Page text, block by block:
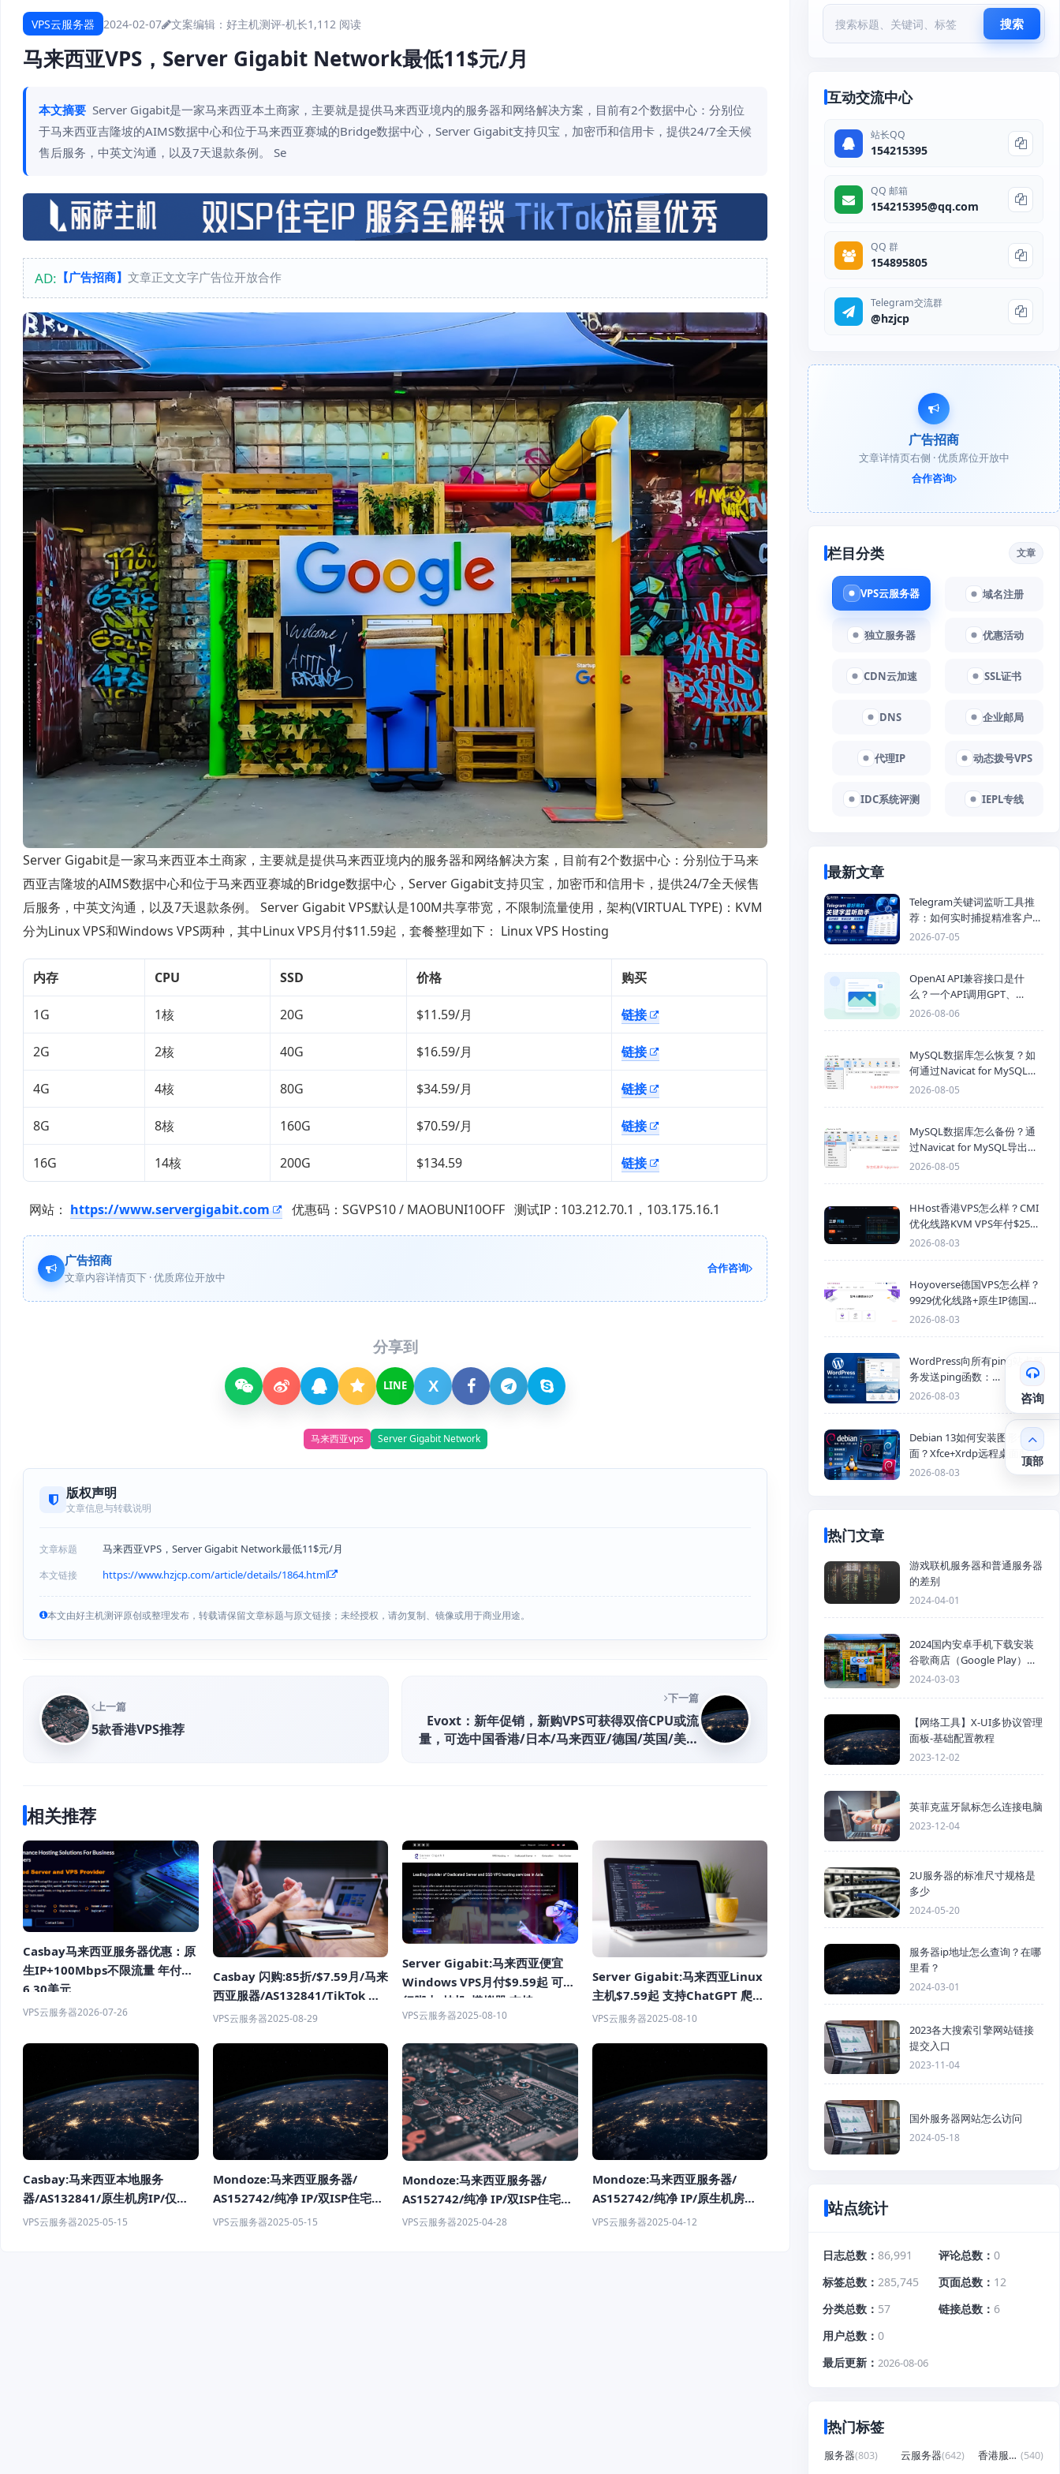
VPS云服务器 2024-02-07 文案编辑：好主机测评-机长1,112 阅读
马来西亚VPS，Server Gigabit Network最低11$元/月
本文摘要 Server Gigabit是一家马来西亚本土商家，主要就是提供马来西亚境内的服务器和网络解决方案，目前有2个数据中心：分别位
于马来西亚吉隆坡的AIMS数据中心和位于马来西亚赛城的Bridge数据中心，Server Gigabit支持贝宝，加密币和信用卡，提供24/7全天候
售后服务，中英文沟通，以及7天退款条例。 Se
AD: 【广告招商】 文章正文文字广告位开放合作
Server Gigabit是一家马来西亚本土商家，主要就是提供马来西亚境内的服务器和网络解决方案，目前有2个数据中心：分别位于马来
西亚吉隆坡的AIMS数据中心和位于马来西亚赛城的Bridge数据中心，Server Gigabit支持贝宝，加密币和信用卡，提供24/7全天候售
后服务，中英文沟通，以及7天退款条例。 Server Gigabit VPS默认是100M共享带宽，不限制流量使用，架构(VIRTUAL TYPE)：KVM
分为Linux VPS和Windows VPS两种，其中Linux VPS月付$11.59起，套餐整理如下： Linux VPS Hosting
内存 CPU SSD 价格 购买
1G 1核 20G $11.59/月 链接
2G 2核 40G $16.59/月 链接
4G 4核 80G $34.59/月 链接
8G 8核 160G $70.59/月 链接
16G 14核 200G $134.59 链接
网站： https://www.servergigabit.com 优惠码：SGVPS10 / MAOBUNI10OFF 测试IP : 103.212.70.1，103.175.16.1
广告招商
文章内容详情页下 · 优质席位开放中
合作咨询
分享到
LINE X
马来西亚vps Server Gigabit Network
版权声明
文章信息与转载说明
文章标题 马来西亚VPS，Server Gigabit Network最低11$元/月
本文链接 https://www.hzjcp.com/article/details/1864.html
本文由好主机测评原创或整理发布，转载请保留文章标题与原文链接；未经授权，请勿复制、镜像或用于商业用途。
上一篇
5款香港VPS推荐
下一篇
Evoxt：新年促销，新购VPS可获得双倍CPU或流
量，可选中国香港/日本/马来西亚/德国/英国/美国
相关推荐
Casbay马来西亚服务器优惠：原
生IP+100Mbps不限流量 年付仅
6.30美元
VPS云服务器2026-07-26
Casbay 闪购:85折/$7.59月/马来
西亚服器/AS132841/TikTok 支
持/无限制访问 TikTok、解锁
VPS云服务器2025-08-29
Server Gigabit:马来西亚便宜
Windows VPS月付$9.59起 可运
行脚本/挂机/模拟器 支持
TikTok/ChatGPT 100Mbps不限
VPS云服务器2025-08-10
Server Gigabit:马来西亚Linux
主机$7.59起 支持ChatGPT 爬虫
社交平台 流媒体 100Mbps 不限
VPS云服务器2025-08-10
Casbay:马来西亚本地服务
器/AS132841/原生机房IP/仅需
$9.59
VPS云服务器2025-05-15
Mondoze:马来西亚服务器/
AS152742/纯净 IP/双ISP住宅服
务器/$8.33/月/2C/2G内
VPS云服务器2025-05-15
Mondoze:马来西亚服务器/
AS152742/纯净 IP/双ISP住宅服
务器/$19/月/1C/1G内
VPS云服务器2025-04-28
Mondoze:马来西亚服务器/
AS152742/纯净 IP/原生机房
IP/$7.50/月/2C/4G内
VPS云服务器2025-04-12
搜索
互动交流中心
站长QQ
154215395
QQ 邮箱
154215395@qq.com
QQ 群
154895805
Telegram交流群
@hzjcp
广告招商
文章详情页右侧 · 优质席位开放中
合作咨询
栏目分类 文章
VPS云服务器 域名注册
独立服务器 优惠活动
CDN云加速 SSL证书
DNS 企业邮局
代理IP 动态拨号VPS
IDC系统评测 IEPL专线
最新文章
Telegram关键词监听工具推
荐：如何实时捕捉精准客户，
提高获客效率？
2026-07-05
OpenAI API兼容接口是什
么？一个API调用GPT、
Claude、Gemini、DeepSeek
2026-08-06
MySQL数据库怎么恢复？如
何通过Navicat for MySQL导
入SQL备份文件
2026-08-05
MySQL数据库怎么备份？通
过Navicat for MySQL导出
Mysql数据库为SQL格式备份
2026-08-05
HHost香港VPS怎么样？CMI
优化线路KVM VPS年付$25
起，4GB内存优惠套餐
2026-08-03
Hoyoverse德国VPS怎么样？
9929优化线路+原生IP德国
KVM VPS推荐
2026-08-03
WordPress向所有ping站点服
务发送ping函数：
generic_ping
2026-08-03
Debian 13如何安装图形化桌
面？Xfce+Xrdp远程桌面配置
教程
2026-08-03
热门文章
游戏联机服务器和普通服务器
的差别
2024-04-01
2024国内安卓手机下载安装
谷歌商店（Google Play）详
细步骤
2024-03-03
【网络工具】X-UI多协议管理
面板-基础配置教程
2023-12-02
英菲克蓝牙鼠标怎么连接电脑
2023-12-04
2U服务器的标准尺寸规格是
多少
2024-05-20
服务器ip地址怎么查询？在哪
里看？
2024-03-01
2023各大搜索引擎网站链接
提交入口
2023-11-04
国外服务器网站怎么访问
2024-05-18
站点统计
日志总数 86,991 评论总数
0
标签总数
285,745 页面总数
12
分类总数
57 链接总数
6
用户总数
0
最后更新
2026-08-06
热门标签
服务器(803) 云服务器(642) 香港服务器 (540)
咨询
顶部